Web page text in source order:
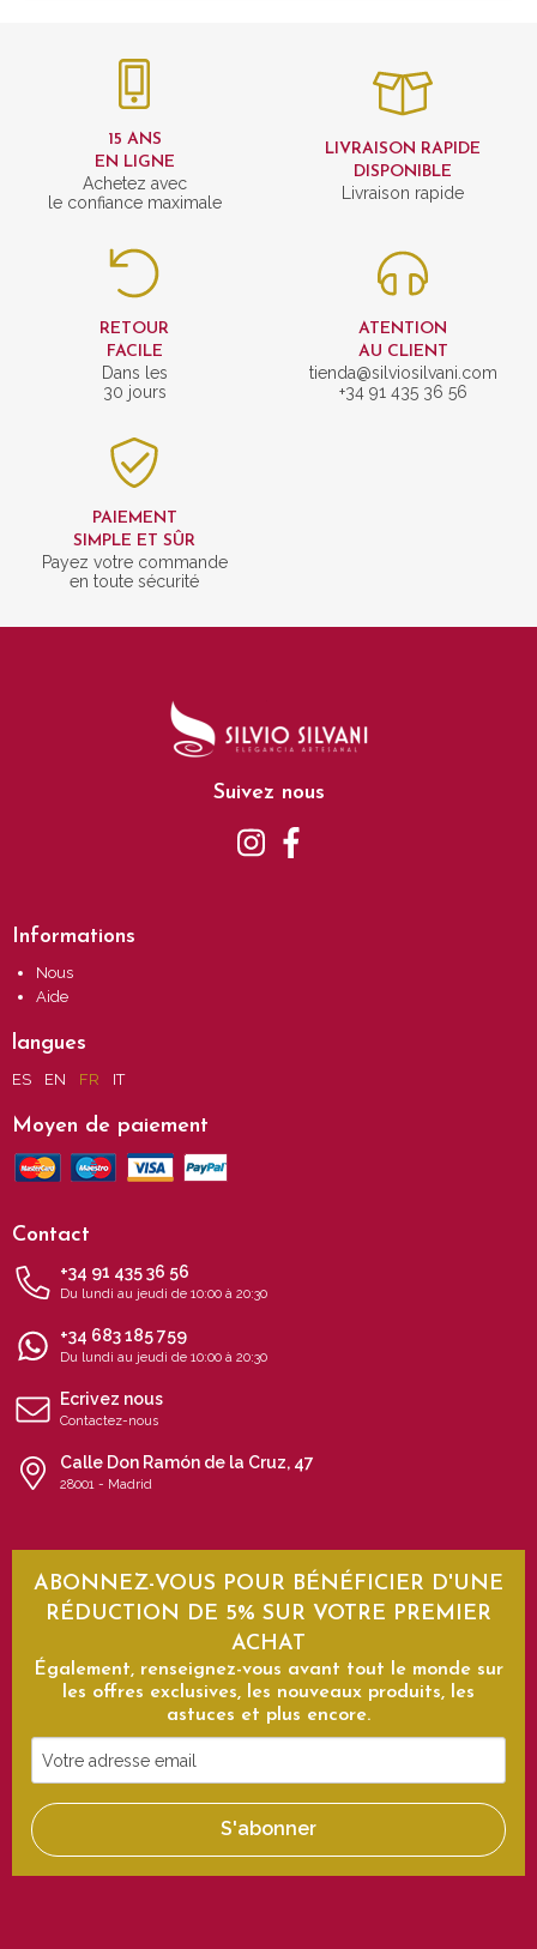
15 ANS
EN LIGNE
Achetez avec
le confiance maximale
LIVRAISON RAPIDE
DISPONIBLE
Livraison rapide
RETOUR
FACILE
Dans les
30 jours
ATENTION
AU CLIENT
tienda@silviosilvani.com
+34 91 435 36 56
PAIEMENT
SIMPLE ET SÛR
Payez votre commande
en toute sécurité
Suivez nous
Informations
Nous
Aide
langues
ES EN FR IT
Moyen de paiement
Contact
+34 91 435 36 56
Du lundi au jeudi de 10:00 à 20:30
+34 683 185 759
Du lundi au jeudi de 10:00 à 20:30
Ecrivez nous
Contactez-nous
Calle Don Ramón de la Cruz, 47
28001 - Madrid
ABONNEZ-VOUS POUR BÉNÉFICIER D'UNE
RÉDUCTION DE 5% SUR VOTRE PREMIER
ACHAT
Également, renseignez-vous avant tout le monde sur
les offres exclusives, les nouveaux produits, les
astuces et plus encore.
Votre
adresse
email
S'abonner